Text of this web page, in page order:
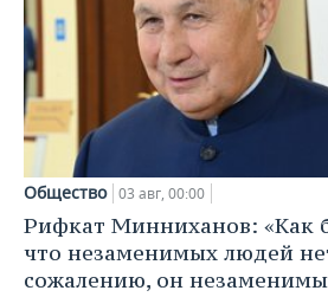
Общество 03 авг, 00:00
Рифкат Минниханов: «Как
что незаменимых людей
сожалению, он